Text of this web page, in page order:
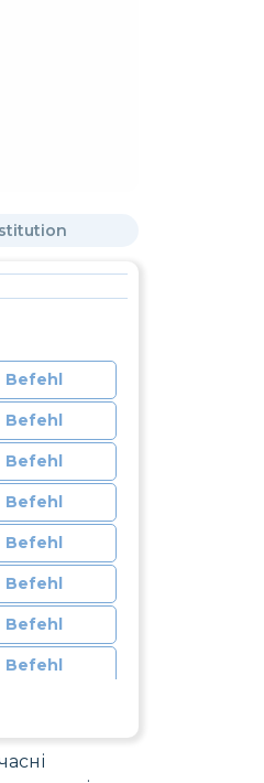
Befehl
Befehl
Befehl
Befehl
Befehl
Befehl
Befehl
Befehl